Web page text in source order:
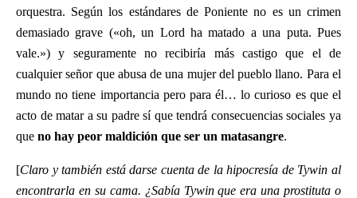
orquestra. Según los estándares de Poniente no es un crimen
demasiado grave («oh, un Lord ha matado a una puta. Pues
vale.») y seguramente no recibiría más castigo que el de
cualquier señor que abusa de una mujer del pueblo llano. Para el
mundo no tiene importancia pero para él… lo curioso es que el
acto de matar a su padre sí que tendrá consecuencias sociales ya
que no hay peor maldición que ser un matasangre.
[Claro y también está darse cuenta de la hipocresía de Tywin al
encontrarla en su cama. ¿Sabía Tywin que era una prostituta o